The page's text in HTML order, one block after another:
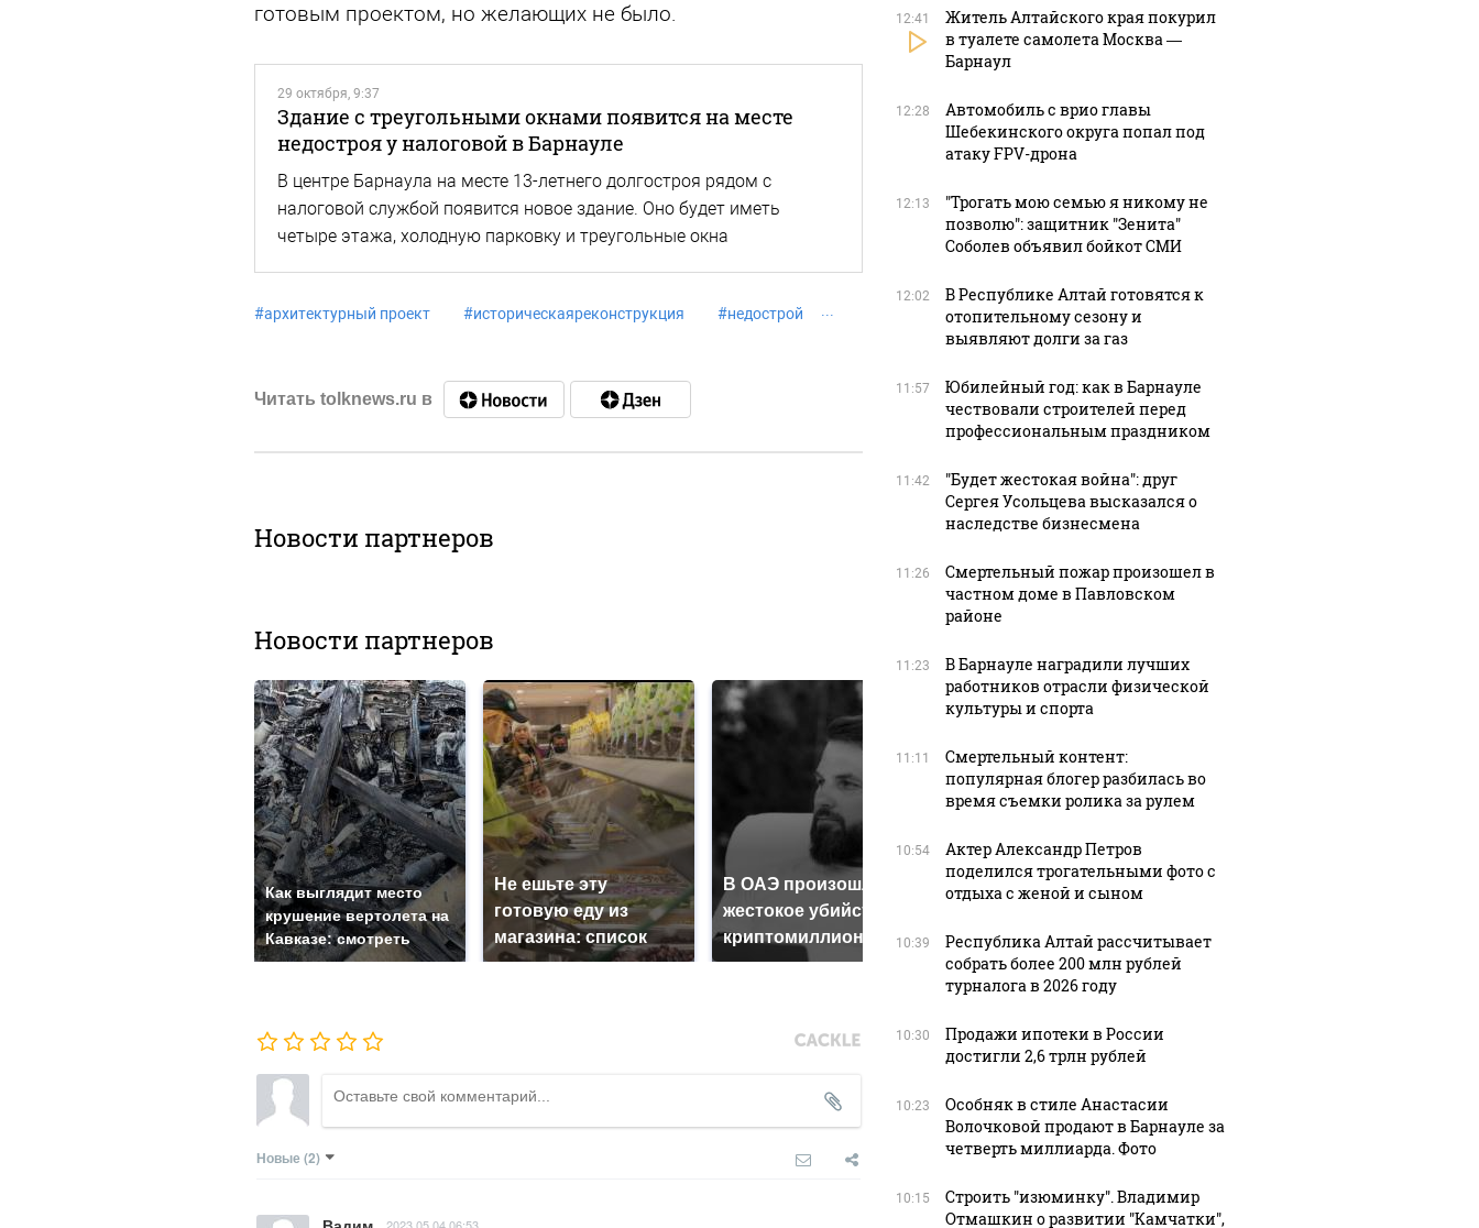
готовым проектом, но желающих не было.
29 октября, 9:37
Здание с треугольными окнами появится на месте
недостроя у налоговой в Барнауле
В центре Барнаула на месте 13-летнего долгостроя рядом с
налоговой службой появится новое здание. Оно будет иметь
четыре этажа, холодную парковку и треугольные окна
#архитектурный проект #историческаяреконструкция #недострой
Читать tolknews.ru в
Новости партнеров
Новости партнеров
Как выглядит место
крушение вертолета на
Кавказе: смотреть
Не ешьте эту
готовую еду из
магазина: список
В ОАЭ произошло
жестокое убийство
криптомиллионера
Все новости по
Кавказе: читать здесь
ждать всем нам?
Новые (2)
12:41
Житель Алтайского края покурил
в туалете самолета Москва —
Барнаул
12:28
Автомобиль с врио главы
Шебекинского округа попал под
атаку FPV-дрона
12:13
"Трогать мою семью я никому не
позволю": защитник "Зенита"
Соболев объявил бойкот СМИ
12:02
В Республике Алтай готовятся к
отопительному сезону и
выявляют долги за газ
11:57
Юбилейный год: как в Барнауле
чествовали строителей перед
профессиональным праздником
11:42
"Будет жестокая война": друг
Сергея Усольцева высказался о
наследстве бизнесмена
11:26
Смертельный пожар произошел в
частном доме в Павловском
районе
11:23
В Барнауле наградили лучших
работников отрасли физической
культуры и спорта
11:11
Смертельный контент:
популярная блогер разбилась во
время съемки ролика за рулем
10:54
Актер Александр Петров
поделился трогательными фото с
отдыха с женой и сыном
10:39
Республика Алтай рассчитывает
собрать более 200 млн рублей
турналога в 2026 году
10:30
Продажи ипотеки в России
достигли 2,6 трлн рублей
10:23
Особняк в стиле Анастасии
Волочковой продают в Барнауле за
четверть миллиарда. Фото
10:15
Строить "изюминку". Владимир
Отмашкин о развитии "Камчатки",